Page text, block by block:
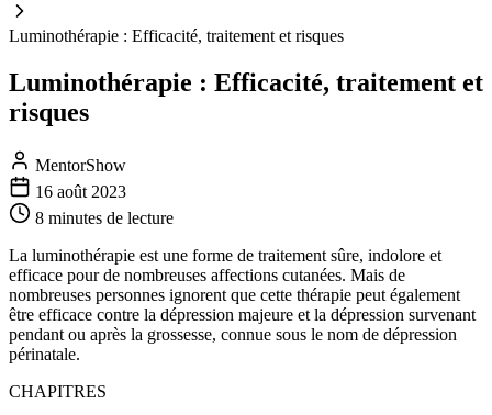
Luminothérapie : Efficacité, traitement et risques
Luminothérapie : Efficacité, traitement et
risques
MentorShow
16 août 2023
8 minutes de lecture
La luminothérapie est une forme de traitement sûre, indolore et
efficace pour de nombreuses affections cutanées. Mais de
nombreuses personnes ignorent que cette thérapie peut également
être efficace contre la dépression majeure et la dépression survenant
pendant ou après la grossesse, connue sous le nom de dépression
périnatale.
CHAPITRES